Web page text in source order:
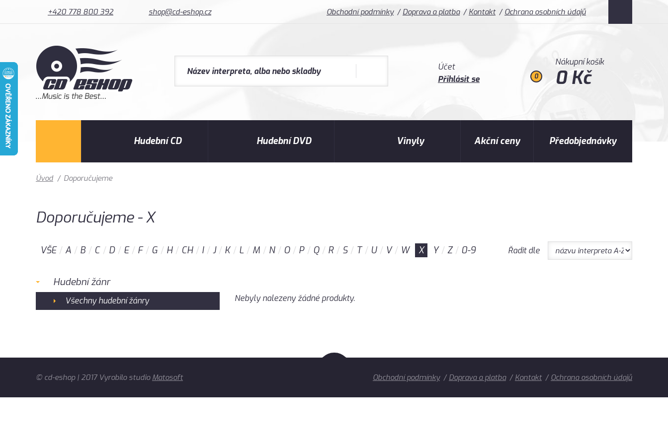
+420 778 800 392 shop@cd-eshop.cz Obchodní podmínky Doprava a platba Kontakt Ochrana osobních údajů
Účet
Přihlásit se
0
Nákupní košík
0 Kč
Hudební CD Hudební DVD Vinyly Akční ceny Předobjednávky
Úvod / Doporučujeme
Doporučujeme - X
VŠE A B C D E F G H CH I J K L M N O P Q R S T U V W X Y Z 0-9 Řadit dle
Hudební žánr
Všechny hudební žánry Nebyly nalezeny žádné produkty.
© cd-eshop | 2017 Vyrobilo studio Matosoft Obchodní podmínky Doprava a platba Kontakt Ochrana osobních údajů